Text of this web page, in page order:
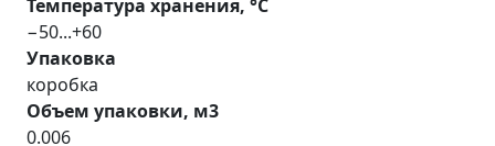
Температура хранения, °С
−50...+60
Упаковка
коробка
Объем упаковки, м3
0.006